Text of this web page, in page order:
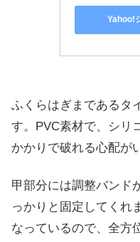
Yahoo!
ふくらはぎまであるタ
す。PVC素材で、シリ
かかりで破れる心配が
甲部分には調整バンド
っかりと固定してくれ
なっているので、全方